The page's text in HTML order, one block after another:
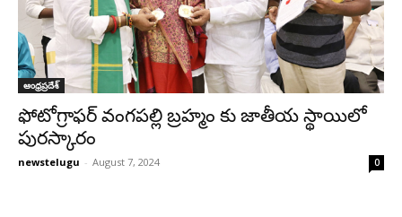
ఆంధ్రప్రదేశ్‌
ఫోటోగ్రాఫర్ వంగపల్లి బ్రహ్మం కు జాతీయ స్థాయిలో
పురస్కారం
newstelugu - August 7, 2024 0